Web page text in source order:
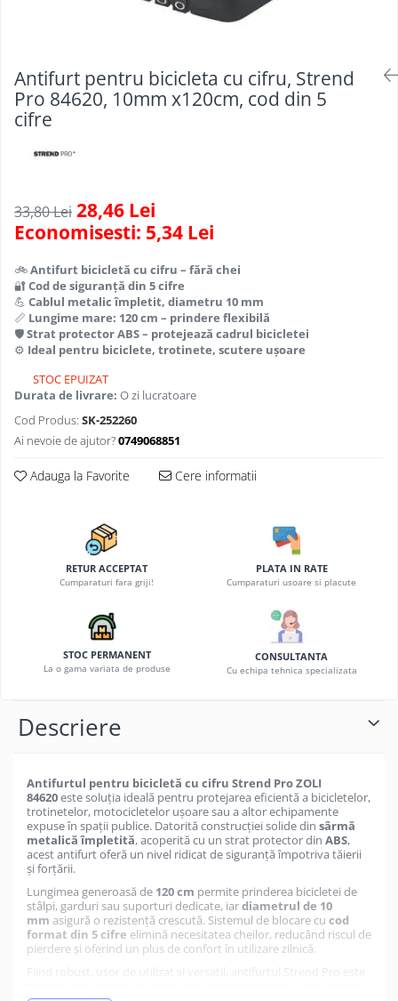
prindere
Pavaje si borduri
Programatoare stropire
Sere si solarii
Termometre Meteo
Unelte gradinarit
Solutii pentru suprafetele din lemn
Solutii specializate
Solutii profesionale pentru
Solutii professionale pentru
Antifurt pentru bicicleta cu cifru, Strend
Pro 84620, 10mm x120cm, cod din 5
cifre
33,80 Lei 28,46 Lei
Economisesti: 5,34 Lei
🚲Antifurt bicicletă cu cifru – fără chei
🔐Cod de siguranță din 5 cifre
💪 Cablul metalic împletit, diametru 10 mm
📏 Lungime mare: 120 cm – prindere flexibilă
🛡️Strat protector ABS – protejează cadrul bicicletei
⚙️ Ideal pentru biciclete, trotinete, scutere ușoare
STOC EPUIZAT
Durata de livrare: O zi lucratoare
Cod Produs: SK-252260
Ai nevoie de ajutor?0749068851
Adauga la Favorite Cere informatii
RETUR ACCEPTAT
Cumparaturi fara griji!
PLATA IN RATE
Cumparaturi usoare si placute
STOC PERMANENT
La o gama variata de produse
CONSULTANTA
Cu echipa tehnica specializata
Descriere
Antifurtul pentru bicicletă cu cifru Strend Pro ZOLI
84620este soluția ideală pentru protejarea eficientă a bicicletelor,
trotinetelor, motocicletelor ușoare sau a altor echipamente
expuse în spații publice. Datorită construcției solide din sârmă
metalică împletită, acoperită cu un strat protector din ABS,
acest antifurt oferă un nivel ridicat de siguranță împotriva tăierii
și forțării.
Lungimea generoasă de 120 cm permite prinderea bicicletei de
stâlpi, garduri sau suporturi dedicate, iardiametrul de 10
mm asigură o rezistență crescută. Sistemul de blocare cu cod
format din 5 cifre elimină necesitatea cheilor, reducând riscul de
pierdere și oferind un plus de confort în utilizare zilnică.
Fiind robust, ușor de utilizat și versatil, antifurtul Strend Pro este